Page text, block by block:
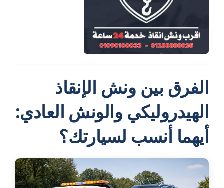
الفرق بين ونش الإنقاذ
الهيدروليكي والونش العادي:
أيهما أنسب لسيارتك؟